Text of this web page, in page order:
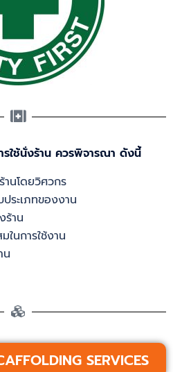
ใช้นั่งร้าน ควรพิจารณา ดังนี้
นโดยวิศวกร
ประเภทของงาน
ร้าน
ในการใช้งาน
น
SERVICES